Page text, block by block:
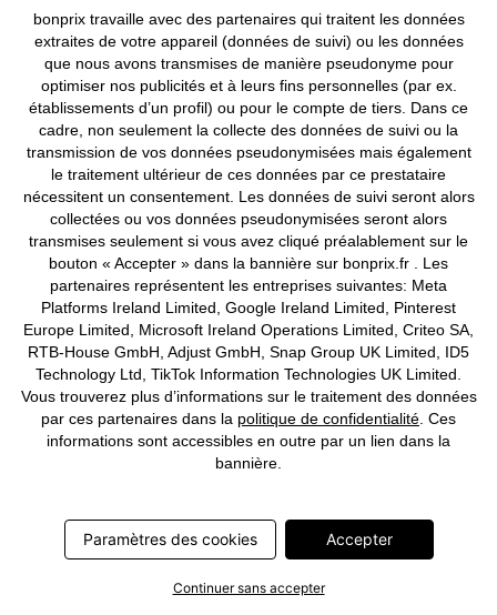
PREMIUM
Doudoune courte et déperlante
CHF 153,95
PREMIUM
Doudoune sans manches avec
duvet recyclé
CHF 144,95
bonprix travaille avec des partenaires qui traitent les données
extraites de votre appareil (données de suivi) ou les données
que nous avons transmises de manière pseudonyme pour
optimiser nos publicités et à leurs fins personnelles (par ex.
établissements d’un profil) ou pour le compte de tiers. Dans ce
cadre, non seulement la collecte des données de suivi ou la
transmission de vos données pseudonymisées mais également
le traitement ultérieur de ces données par ce prestataire
nécessitent un consentement. Les données de suivi seront alors
collectées ou vos données pseudonymisées seront alors
transmises seulement si vous avez cliqué préalablement sur le
bouton « Accepter » dans la bannière sur bonprix.fr . Les
partenaires représentent les entreprises suivantes: Meta
Platforms Ireland Limited, Google Ireland Limited, Pinterest
Europe Limited, Microsoft Ireland Operations Limited, Criteo SA,
RTB-House GmbH, Adjust GmbH, Snap Group UK Limited, ID5
Technology Ltd, TikTok Information Technologies UK Limited.
Vous trouverez plus d’informations sur le traitement des données
par ces partenaires dans la politique de confidentialité . Ces
informations sont accessibles en outre par un lien dans la
bannière.
Paramètres des cookies Accepter
Continuer sans accepter